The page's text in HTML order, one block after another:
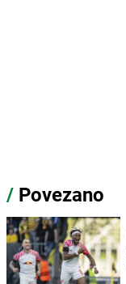
/ Povezano